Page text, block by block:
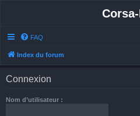
FAQ
Index du forum
Connexion
Nom d’utilisateur :